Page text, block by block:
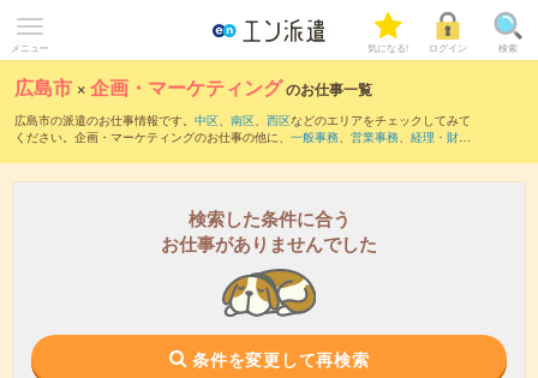
メニュー 気になる! ログイン 検索
広島市 ×企画・マーケティングのお仕事一覧
広島市の派遣のお仕事情報です。 中区、 南区、 西区などのエリアをチェックしてみて
ください。企画・マーケティングのお仕事の他に、 一般事務、 営業事務、 経理・財
ティングのお仕事とは？とは？
検索した条件に合う
お仕事がありませんでした
条件を変更して再検索